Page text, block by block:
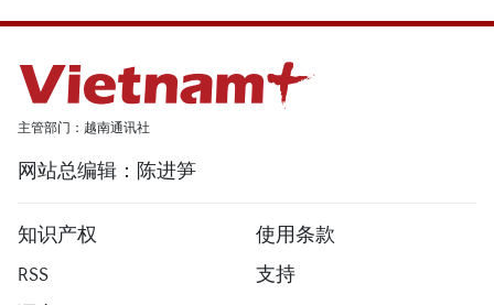
主管部门：越南通讯社
网站总编辑：陈进笋
知识产权
使用条款
RSS
支持